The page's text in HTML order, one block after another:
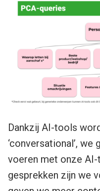
Dankzij AI-tools
‘conversational’, we
voeren met onze AI-
gesprekken zijn we